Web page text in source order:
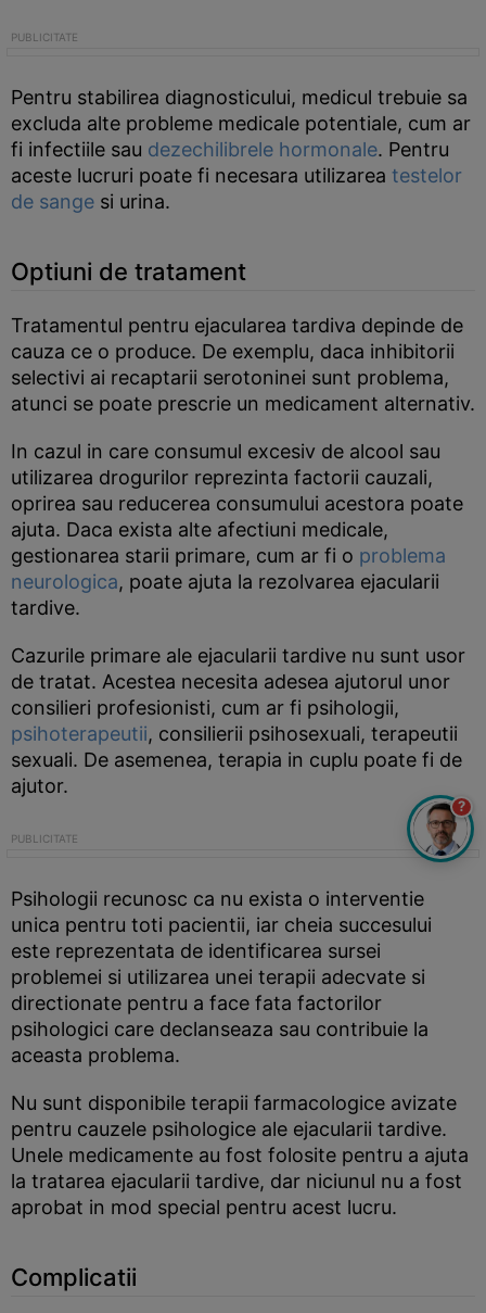
Pentru stabilirea diagnosticului, medicul trebuie sa
excluda alte probleme medicale potentiale, cum ar
fi infectiile sau dezechilibrele hormonale. Pentru
aceste lucruri poate fi necesara utilizarea testelor
de sange si urina.
Optiuni de tratament
Tratamentul pentru ejacularea tardiva depinde de
cauza ce o produce. De exemplu, daca inhibitorii
selectivi ai recaptarii serotoninei sunt problema,
atunci se poate prescrie un medicament alternativ.
In cazul in care consumul excesiv de alcool sau
utilizarea drogurilor reprezinta factorii cauzali,
oprirea sau reducerea consumului acestora poate
ajuta. Daca exista alte afectiuni medicale,
gestionarea starii primare, cum ar fi o problema
neurologica, poate ajuta la rezolvarea ejacularii
tardive.
Cazurile primare ale ejacularii tardive nu sunt usor
de tratat. Acestea necesita adesea ajutorul unor
consilieri profesionisti, cum ar fi psihologii,
psihoterapeutii, consilierii psihosexuali, terapeutii
sexuali. De asemenea, terapia in cuplu poate fi de
ajutor.
Psihologii recunosc ca nu exista o interventie
unica pentru toti pacientii, iar cheia succesului
este reprezentata de identificarea sursei
problemei si utilizarea unei terapii adecvate si
directionate pentru a face fata factorilor
psihologici care declanseaza sau contribuie la
aceasta problema.
Nu sunt disponibile terapii farmacologice avizate
pentru cauzele psihologice ale ejacularii tardive.
Unele medicamente au fost folosite pentru a ajuta
la tratarea ejacularii tardive, dar niciunul nu a fost
aprobat in mod special pentru acest lucru.
Complicatii
?